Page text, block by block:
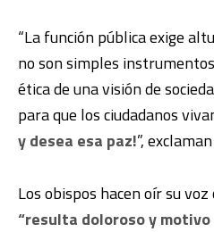
“La función pública exige
no son simples
ética de una visión de
para que los ciudadanos
y desea esa paz!”,
Los obispos hacen oír su
“resulta doloroso y